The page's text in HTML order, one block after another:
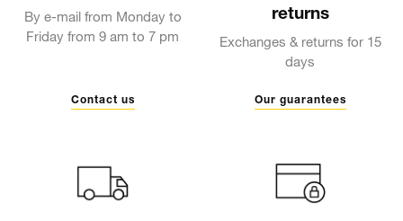
By e-mail from Monday to
Friday from 9 am to 7 pm
Contact us
returns
Exchanges & returns for 15
days
Our guarantees